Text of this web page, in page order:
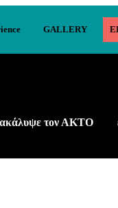
GALLERY
τον ΑΚΤΟ